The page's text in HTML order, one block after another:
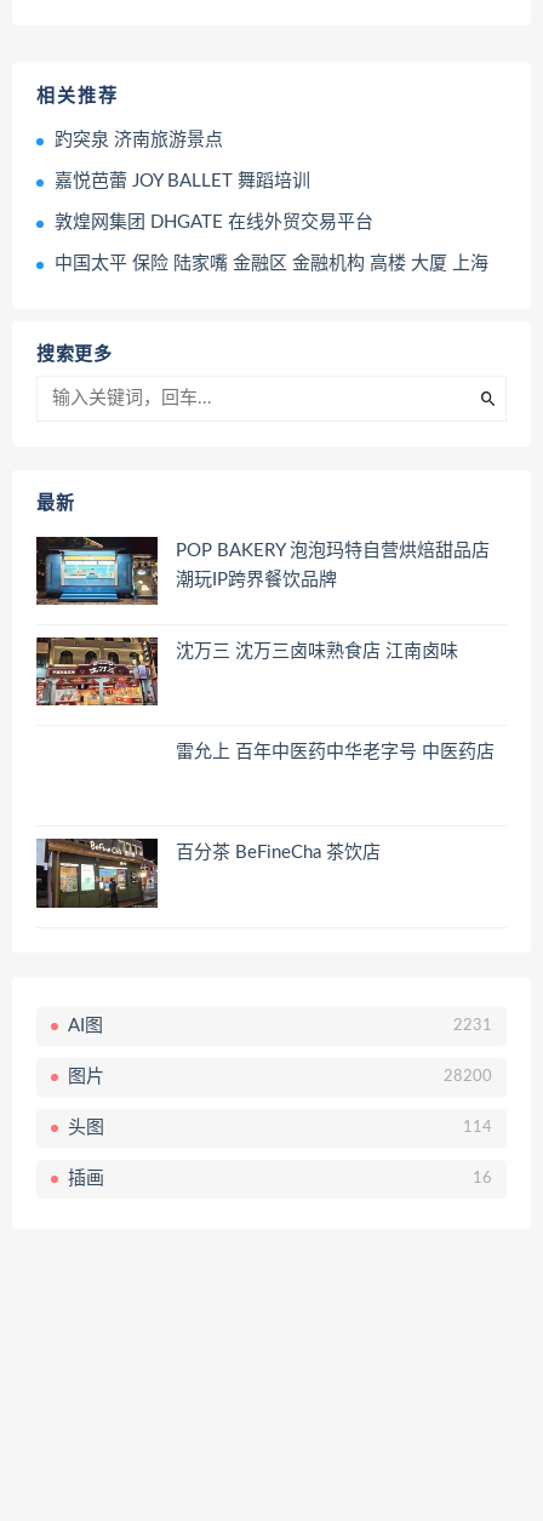
相关推荐
趵突泉 济南旅游景点
嘉悦芭蕾 JOY BALLET 舞蹈培训
敦煌网集团 DHGATE 在线外贸交易平台
中国太平 保险 陆家嘴 金融区 金融机构 高楼 大厦 上海
搜索更多
最新
POP BAKERY 泡泡玛特自营烘焙甜品店
潮玩IP跨界餐饮品牌
沈万三 沈万三卤味熟食店 江南卤味
雷允上 百年中医药中华老字号 中医药店
百分茶 BeFineCha 茶饮店
AI图 2231
图片 28200
头图 114
插画 16